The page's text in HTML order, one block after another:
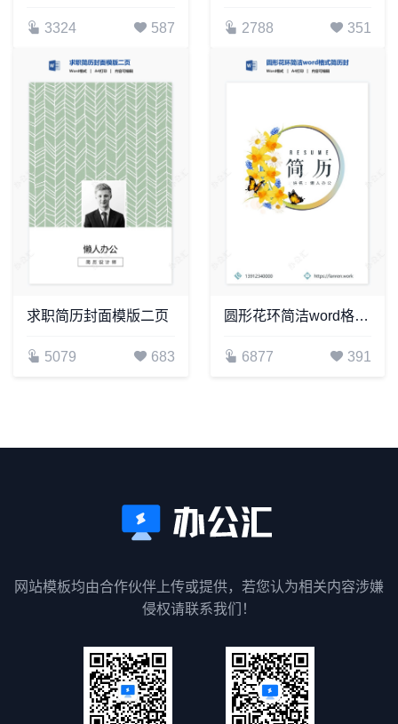
3324 587 2788 351
求职简历封面模版二页
5079 683
圆形花环简洁word格式简历封面word简历模板
6877 391
网站模板均由合作伙伴上传或提供，若您认为相关内容涉嫌
侵权请联系我们！